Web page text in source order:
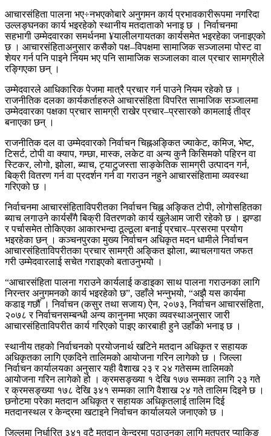
आचारसंहिता पालना भए÷नभएकोबारे अनुगमन कार्य प्रभावकारीरूपमा नगरिदा
उल्लङ्घनका कार्य भइरहेको स्थानीय मतदाताको भनाइ छ । निर्वाचनमा
सहभागी उम्मेदवारका समर्थनमा ¥यालीलगायतका कार्यसमेत भइरहेका जनाइएको
छ । आचारसंहिताअनुसार कसैको पक्ष–विपक्षमा सामाजिक सञ्जालमा पोस्ट वा
शेयर गर्न पनि पाइने नियम भए पनि सामाजिक सञ्जालका वाल प्रचार सामग्रीले
रङ्गिएका छन् ।
उम्मेदवारले आधिकारिक पेजमा मात्रै प्रचार गर्न पाउने नियम रहेको छ ।
राजनीतिक दलका कार्यकर्ताहरुले आचारसंहिता विपरित सामाजिक सञ्जालमा
उम्मेदवारका पक्षका प्रचार सामग्री राखेर प्रचार–प्रसारको कामलाई तीव्र
बनाएका छन् ।
राजनीतिक दल वा उम्मेदवारको निर्वाचन चिह्नअङ्कित ज्याकेट, कमिज, भेष्ट,
टिसर्ट, टोपी वा क्याप, गम्छा, मास्क, लकेट वा अन्य कुनै किसिमको पहिरन वा
स्टिकर, लोगो, झोला, ब्याच, ट्याटुजस्ता साङ्केतिक सामग्री उत्पादन गर्न,
बिक्री वितरण गर्न वा प्रदर्शन गर्न वा गराउन नहुने आचारसंहितामा व्यवस्था
गरिएको छ ।
निर्वाचनमा आचारसंहिताविपरीतका निर्वाचन चिह्न अङ्कित टोपी, लोगोसहितका
ब्याच लगाउने कार्यसँगै बिक्री वितरणको कार्य खुलेआम जारी रहेको छ । झण्डा
र पर्चासमेत तोकिएका आकारभन्दा ठूल्ठूला बनाई प्रचार–प्रसरमा प्रयोग
भइरहेका छन् । कञ्चनपुरका मुख्य निर्वाचन अधिकृत मदन धामीले निर्वाचन
आचारसंहिताविपरीतका प्रचार सामग्री अङ्कित झोला, ब्याचलगायत जफत
गरी उम्मेदवारलाई सचेत गराइएको बताउनुभयो ।
“आचारसंहिता पालना गराउने कार्यलाई कडाइका साथ पालना गराउनका लागि
निरन्तर अनुगमनको कार्य भइरहेको छ”, उहाँले भन्नुभयो, “अझै यस कार्यमा
कडाइ गर्छौँ । निर्वाचन (कसुर तथा सजाय) ऐन, २०७३, निर्वाचन आचारसंहिता,
२०७८ र निर्वाचनसम्बन्धी अन्य कानुनमा भएका व्यवस्थाअनुसार जारी
आचारसंहिताविपरीत कार्य गरिएको पाइए कारबाही हुने उहाँको भनाइ छ ।
स्थानीय तहको निर्वाचनको प्रयोजनार्थ खटिने मतदान अधिकृत र सहायक
अधिकृतका लागि एकदिने तालिमको आयोजना गरिन लागेको छ । जिल्ला
निर्वाचन कार्यालयका अनुसार यही वैशाख २३ र २४ गतेसम्म तालिमको
आयोजना गरिन लागेको हो । क्रमसङ्ख्या १ देखि १७७ सम्मका लागि २३ गते
र क्रमसङ्ख्या १७८ देखि ३४१ सम्मका लागि वैशाख २४ गते तालिम दिइने छ ।
छनोटमा परेका मतदान अधिकृत र सहायक अधिकृतलाई तालिम दिई
मतदानस्थल र केन्द्रमा खटाइने निर्वाचन कार्यालयले जनाएको छ ।
जिल्लमा निर्धारित ३४१ वटै मतदान केन्द्रमा पठाउनका लागि मतपत्र प्याकिङ